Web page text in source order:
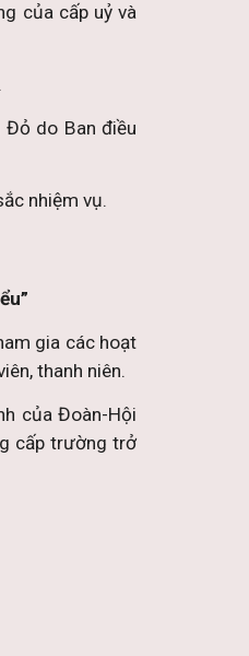
của cấp uỷ và
Đỏ do Ban điều
nhiệm vụ.
gia các hoạt
thanh niên.
của Đoàn-Hội
cấp trường trở